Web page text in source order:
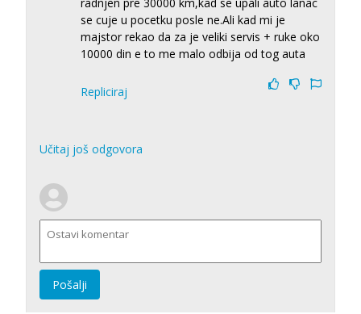
se cuje u pocetku posle ne.Ali kad mi je
majstor rekao da za je veliki servis + ruke oko
10000 din e to me malo odbija od tog auta
Repliciraj
Učitaj još odgovora
Pošalji